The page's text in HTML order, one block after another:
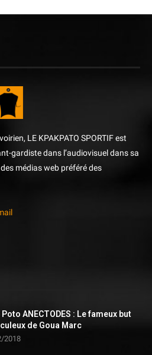
LE KPAKPATO SPORTIF est
gardiste dans l’audiovisuel dans sa
médias web préféré des
ANECTODES : Le fameux but
de Goua Marc
2018